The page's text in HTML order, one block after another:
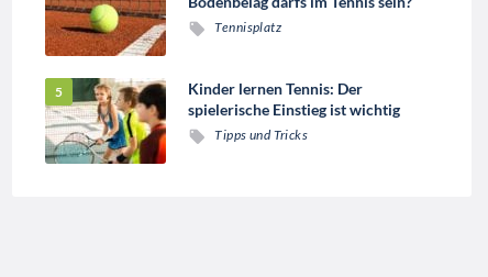
Tennisplatz
Kinder lernen Tennis: Der
spielerische Einstieg ist wichtig
Tipps und Tricks